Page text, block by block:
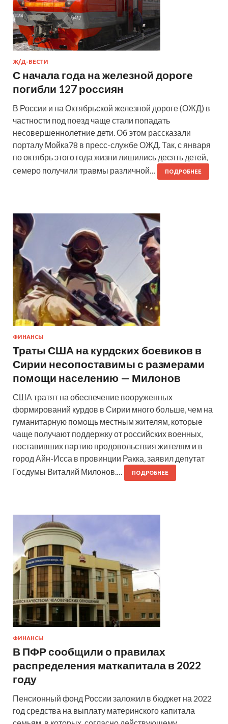
Ж/Д-ВЕСТИ
С начала года на железной дороге
погибли 127 россиян
В России и на Октябрьской железной дороге (ОЖД) в
частности под поезд чаще стали попадать
несовершеннолетние дети. Об этом рассказали
порталу Мойка78 в пресс-службе ОЖД. Так, с января
по октябрь этого года жизни лишились десять детей,
семеро получили травмы различной…
ПОДРОБНЕЕ
ФИНАНСЫ
Траты США на курдских боевиков в
Сирии несопоставимы с размерами
помощи населению — Милонов
США тратят на обеспечение вооруженных
формирований курдов в Сирии много больше, чем на
гуманитарную помощь местным жителям, которые
чаще получают поддержку от российских военных,
поставивших партию продовольствия жителям и в
город Айн-Исса в провинции Ракка, заявил депутат
Госдумы Виталий Милонов.…
ПОДРОБНЕЕ
ФИНАНСЫ
В ПФР сообщили о правилах
распределения маткапитала в 2022
году
Пенсионный фонд России заложил в бюджет на 2022
год средства на выплату материнского капитала